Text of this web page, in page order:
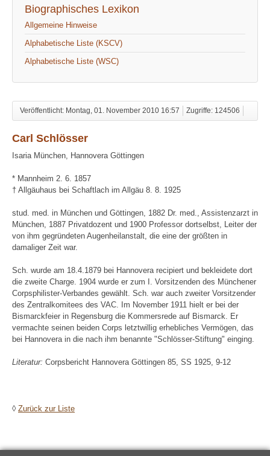
Biographisches Lexikon
Allgemeine Hinweise
Alphabetische Liste (KSCV)
Alphabetische Liste (WSC)
Veröffentlicht: Montag, 01. November 2010 16:57 Zugriffe: 124506
Carl Schlösser
Isaria München, Hannovera Göttingen
* Mannheim 2. 6. 1857
† Allgäuhaus bei Schaftlach im Allgäu 8. 8. 1925
stud. med. in München und Göttingen, 1882 Dr. med., Assistenzarzt in
München, 1887 Privatdozent und 1900 Professor dortselbst, Leiter der
von ihm gegründeten Augenheilanstalt, die eine der größten in
damaliger Zeit war.
Sch. wurde am 18.4.1879 bei Hannovera recipiert und bekleidete dort
die zweite Charge. 1904 wurde er zum I. Vorsitzenden des Münchener
Corpsphilister-Verbandes gewählt. Sch. war auch zweiter Vorsitzender
des Zentralkomitees des VAC. Im November 1911 hielt er bei der
Bismarckfeier in Regensburg die Kommersrede auf Bismarck. Er
vermachte seinen beiden Corps letztwillig erhebliches Vermögen, das
bei Hannovera in die nach ihm benannte "Schlösser-Stiftung" einging.
Literatur: Corpsbericht Hannovera Göttingen 85, SS 1925, 9-12
◊ Zurück zur Liste